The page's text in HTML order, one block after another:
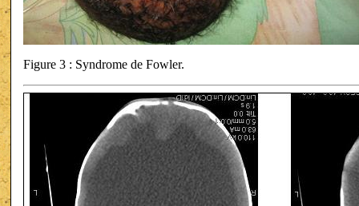
Figure 3 : Syndrome de Fowler.